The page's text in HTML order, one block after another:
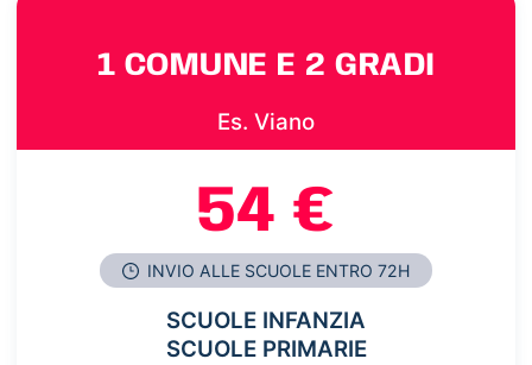
1 COMUNE E 2 GRADI
Es. Viano
54 €
INVIO ALLE SCUOLE ENTRO 72H
SCUOLE INFANZIA
SCUOLE PRIMARIE